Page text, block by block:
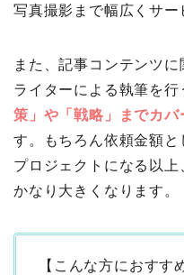
写真撮影まで幅広くサー
また、記事コンテンツ
ライターによる執筆を行
策」や「戦略」までカ
す。もちろん依頼金額
プロジェクトになる以
かなり大きくなります。
【こんな方におすす